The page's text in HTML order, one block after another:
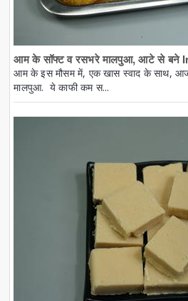
आम के सॉफ्ट व रसभरे मालपुआ, आटे से बने
आम के इस मौसम में, एक खास स्वाद के साथ,
मालपुआ. ये काफी कम स...